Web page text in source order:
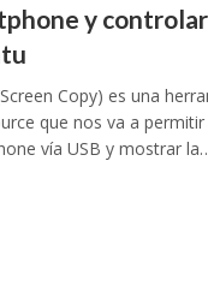
y
Copy) es una
que nos va a
vía USB y mostrar